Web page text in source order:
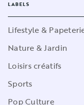
LABELS
Lifestyle &
Nature & Jardin
Loisirs créatifs
Sports
Pop Culture